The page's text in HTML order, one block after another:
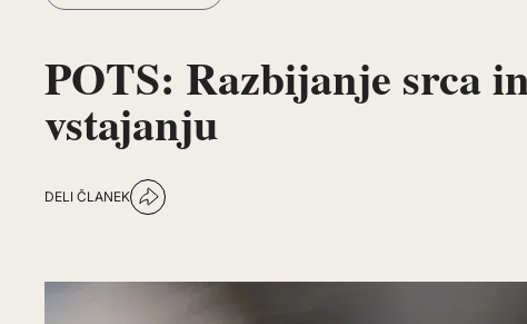
POTS: Razbijanje srca
vstajanju
DELI ČLANEK